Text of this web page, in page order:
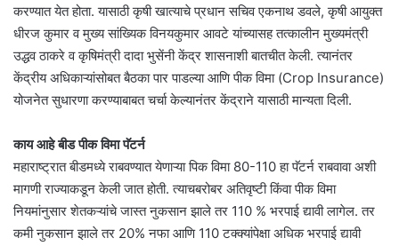
करण्यात येत होता. यासाठी कृषी खात्याचे प्रधान सचिव एकनाथ डवले, कृषी आयुक्त
धीरज कुमार व मुख्य सांख्यिक विनयकुमार आवटे यांच्यासह तत्कालीन मुख्यमंत्री
उद्धव ठाकरे व कृषिमंत्री दादा भुसेंनी केंद्र शासनाशी बातचीत केली. त्यानंतर
केंद्रीय अधिकाऱ्यांसोबत बैठका पार पाडल्या आणि पीक विमा (Crop Insurance)
योजनेत सुधारणा करण्याबाबत चर्चा केल्यानंतर केंद्राने यासाठी मान्यता दिली.
काय आहे बीड पीक विमा पॅटर्न
महाराष्ट्रात बीडमध्ये राबवण्यात येणाऱ्या पिक विमा 80-110 हा पॅटर्न राबवावा अशी
मागणी राज्याकडून केली जात होती. त्याचबरोबर अतिवृष्टी किंवा पीक विमा
नियमांनुसार शेतकऱ्यांचे जास्त नुकसान झाले तर 110 % भरपाई द्यावी लागेल. तर
कमी नुकसान झाले तर 20% नफा आणि 110 टक्क्यांपेक्षा अधिक भरपाई द्यावी